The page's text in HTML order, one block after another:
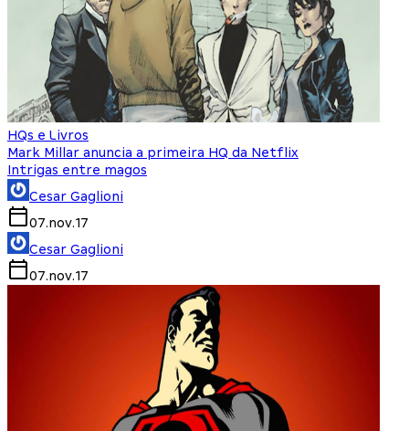
HQs e Livros
Mark Millar anuncia a primeira HQ da Netflix
Intrigas entre magos
Cesar Gaglioni
07.nov.17
Cesar Gaglioni
07.nov.17